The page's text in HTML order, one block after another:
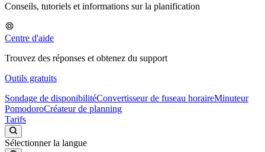
Conseils, tutoriels et informations sur la planification
Centre d'aide
Trouvez des réponses et obtenez du support
Outils gratuits
Sondage de disponibilitéConvertisseur de fuseau horaireMinuteur
PomodoroCréateur de planning
Tarifs
Sélectionner la langue